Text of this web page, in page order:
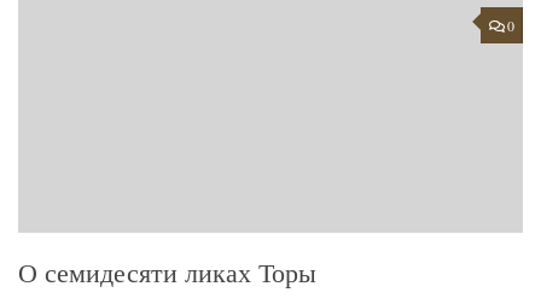
0
О семидесяти ликах Торы